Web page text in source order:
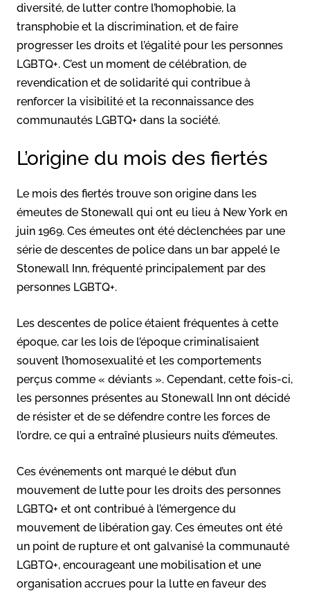
diversité, de lutter contre l’homophobie, la
transphobie et la discrimination, et de faire
progresser les droits et l’égalité pour les personnes
LGBTQ+. C’est un moment de célébration, de
revendication et de solidarité qui contribue à
renforcer la visibilité et la reconnaissance des
communautés LGBTQ+ dans la société.
L’origine du mois des fiertés
Le mois des fiertés trouve son origine dans les
émeutes de Stonewall qui ont eu lieu à New York en
juin 1969. Ces émeutes ont été déclenchées par une
série de descentes de police dans un bar appelé le
Stonewall Inn, fréquenté principalement par des
personnes LGBTQ+.
Les descentes de police étaient fréquentes à cette
époque, car les lois de l’époque criminalisaient
souvent l’homosexualité et les comportements
perçus comme « déviants ». Cependant, cette fois-ci,
les personnes présentes au Stonewall Inn ont décidé
de résister et de se défendre contre les forces de
l’ordre, ce qui a entraîné plusieurs nuits d’émeutes.
Ces événements ont marqué le début d’un
mouvement de lutte pour les droits des personnes
LGBTQ+ et ont contribué à l’émergence du
mouvement de libération gay. Ces émeutes ont été
un point de rupture et ont galvanisé la communauté
LGBTQ+, encourageant une mobilisation et une
organisation accrues pour la lutte en faveur des